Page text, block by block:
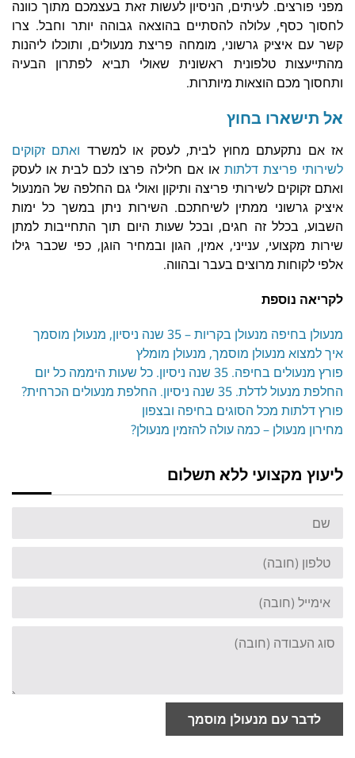
מפני פורצים. לעיתים, הניסיון לעשות זאת בעצמכם מתוך כוונה
לחסוך כסף, עלולה להסתיים בהוצאה גבוהה יותר וחבל. צרו
קשר עם איציק גרשוני, מומחה פריצת מנעולים, ותוכלו ליהנות
מהתייעצות טלפונית ראשונית שאולי תביא לפתרון הבעיה
ותחסוך מכם הוצאות מיותרות.
אל תישארו בחוץ
אז אם נתקעתם מחוץ לבית, לעסק או למשרד ואתם זקוקים
לשירותי פריצת דלתות או אם חלילה פרצו לכם לבית או לעסק
ואתם זקוקים לשירותי פריצה ותיקון ואולי גם החלפה של המנעול
איציק גרשוני ממתין לשיחתכם. השירות ניתן במשך כל ימות
השבוע, בכלל זה חגים, ובכל שעות היום תוך התחייבות למתן
שירות מקצועי, ענייני, אמין, הגון ובמחיר הוגן, כפי שכבר גילו
אלפי לקוחות מרוצים בעבר ובהווה.
לקריאה נוספת
מנעולן בחיפה מנעולן בקריות – 35 שנה ניסיון, מנעולן מוסמך
איך למצוא מנעולן מוסמך, מנעולן מומלץ
פורץ מנעולים בחיפה. 35 שנה ניסיון. כל שעות היממה כל יום
החלפת מנעול לדלת. 35 שנה ניסיון. החלפת מנעולים הכרחית?
פורץ דלתות מכל הסוגים בחיפה ובצפון
מחירון מנעולן – כמה עולה להזמין מנעולן?
ליעוץ מקצועי ללא תשלום
שם
טלפון
אימייל
סוג
העבודה
לדבר עם מנעולן מוסמך